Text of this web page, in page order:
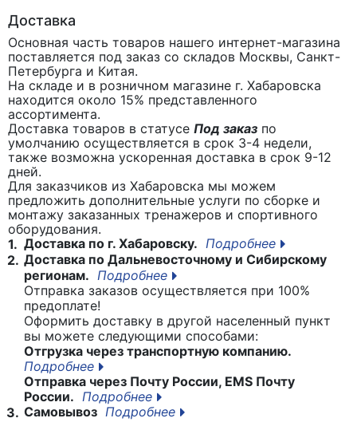
Доставка
Основная часть товаров нашего интернет-магазина
поставляется под заказ со складов Москвы, Санкт-
Петербурга и Китая.
На складе и в розничном магазине г. Хабаровска
находится около 15% представленного
ассортимента.
Доставка товаров в статусе Под заказ по
умолчанию осуществляется в срок 3-4 недели,
также возможна ускоренная доставка в срок 9-12
дней.
Для заказчиков из Хабаровска мы можем
предложить дополнительные услуги по сборке и
монтажу заказанных тренажеров и спортивного
оборудования.
1. Доставка по г. Хабаровску. Подробнее
2. Доставка по Дальневосточному и Сибирскому
регионам. Подробнее
Отправка заказов осуществляется при 100%
предоплате!
Оформить доставку в другой населенный пункт
вы можете следующими способами:
Отгрузка через транспортную компанию.
Подробнее
Отправка через Почту России, EMS Почту
России. Подробнее
3. Самовывоз Подробнее